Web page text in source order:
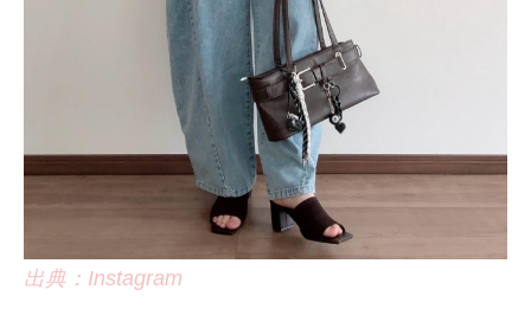
出典：Instagram